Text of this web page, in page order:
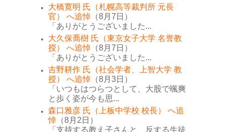
大橋寛明 氏（札幌高等裁判所 元長
官） へ追悼 （8月7日）
「ありがとうございました...
大久保喬樹 氏（東京女子大学 名誉教
授） へ追悼 （8月7日）
「ありがとうございました...
吉野耕作 氏（社会学者、上智大学 教
授） へ追悼 （8月3日）
「いつもはつらつとして、大股で颯爽
と歩く姿が今も思...
森口雅彦 氏（上板中学校 校長） へ追
悼 （8月2日）
「支持する教え子さんと、反する生徒